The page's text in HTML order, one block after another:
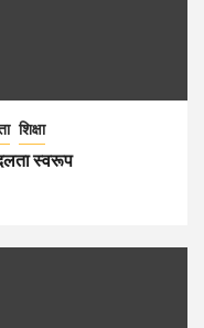
शिक्षा
स्वरूप